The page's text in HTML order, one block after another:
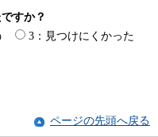
すか？
3：見つけにくかった
ページの先頭へ戻る